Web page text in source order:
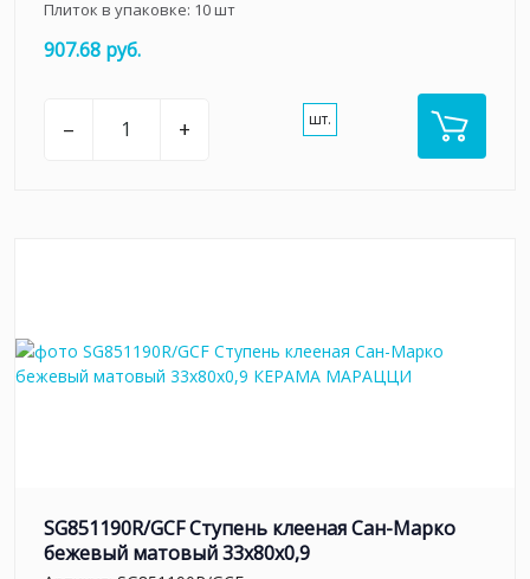
Плиток в упаковке: 10шт
907.68 руб.
– + шт.
SG851190R/GCF Ступень клееная Сан-Марко
бежевый матовый 33x80x0,9